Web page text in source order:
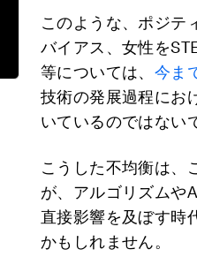
このような、ポジテ
バイアス、女性を
等については、 今ま
技術の発展過程にお
いているのではない
こうした不均衡は、
が、アルゴリズムや
直接影響を及ぼす時
かもしれません。